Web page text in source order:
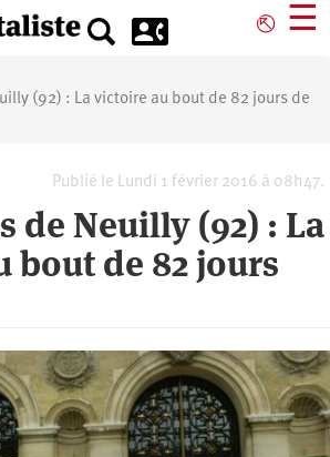
⎋ ☰
(92) : La victoire au bout de 82 jours de
Publié le Lundi 1 février 2016 à 08h47.
de Neuilly (92) : La
bout de 82 jours